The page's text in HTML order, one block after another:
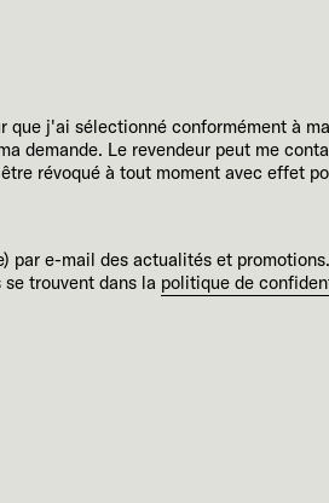
j'ai sélectionné conformément à
demande. Le revendeur peut me
révoqué à tout moment avec effet
par e-mail des actualités et
trouvent dans la politique de